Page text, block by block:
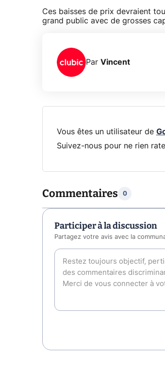
Ces baisses de prix devraient
grand public avec de grosses
Par Vincent
Vous êtes un utilisateur de
Suivez-nous pour ne rien
Commentaires 0
Participer à la discussion
Partagez votre avis avec la